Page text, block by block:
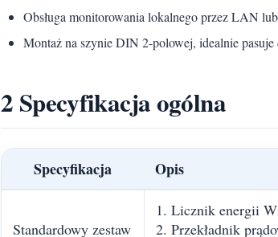
Obsługa monitorowania lokalnego przez LAN lub
Montaż na szynie DIN 2-polowej, idealnie
2 Specyfikacja ogólna
Specyfikacja Opis
Standardowy zestaw
1. Licznik energii
2. Przekładnik